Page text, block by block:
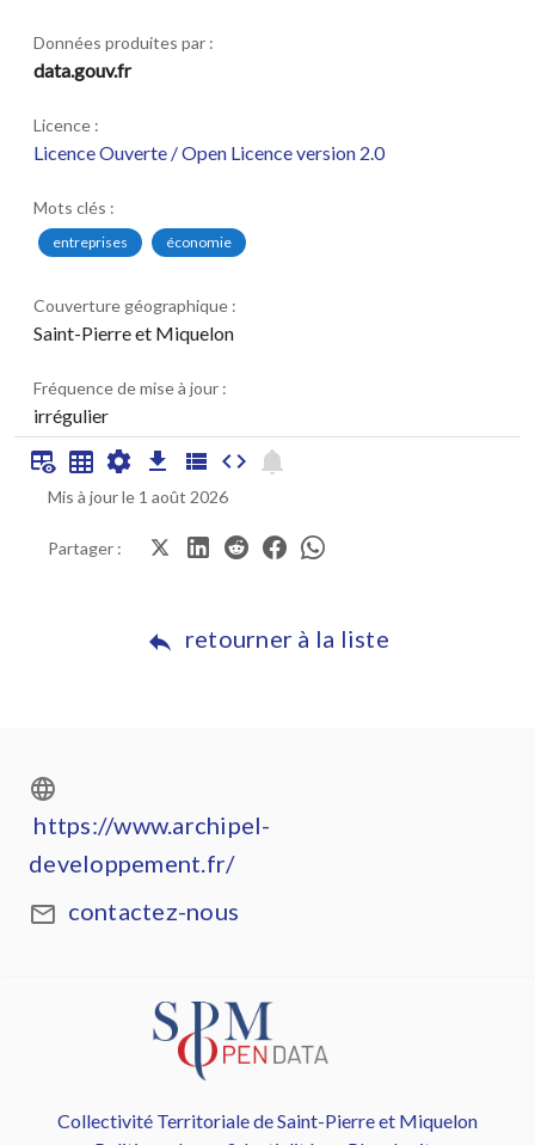
Données produites par :
data.gouv.fr
Licence :
Licence Ouverte / Open Licence version 2.0
Mots clés :
entreprises économie
Couverture géographique :
Saint-Pierre et Miquelon
Fréquence de mise à jour :
irrégulier
Mis à jour le 1 août 2026
Partager :
retourner à la liste
https://www.archipel-
developpement.fr/
contactez-nous
Collectivité Territoriale de Saint-Pierre et Miquelon